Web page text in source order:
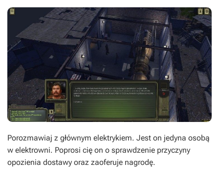
Porozmawiaj z głównym elektrykiem. Jest on jedyna osobą
w elektrowni. Poprosi cię on o sprawdzenie przyczyny
opozienia dostawy oraz zaoferuje nagrodę.